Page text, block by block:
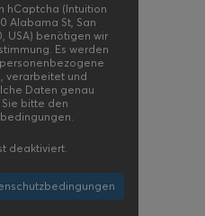
hCaptcha (Intuition
Alabama St, San
USA) benötigen wir
Es werden
verarbeitet und
Daten genau
bitte den
deaktiviert.